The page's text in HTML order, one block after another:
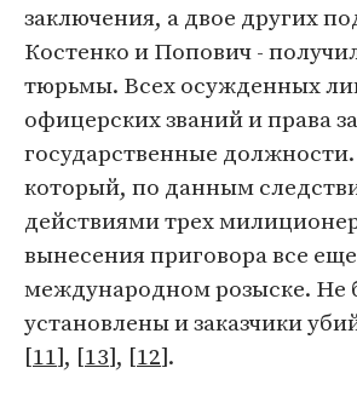
заключения, а двое других
Костенко и Попович -
тюрьмы. Всех осужденных
офицерских званий и права
государственные
который, по данным
действиями трех
вынесения приговора все
международном розыске. Не
установлены и заказчики
[11], [13], [12].